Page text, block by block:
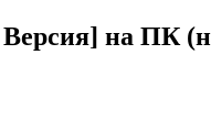
на ПК